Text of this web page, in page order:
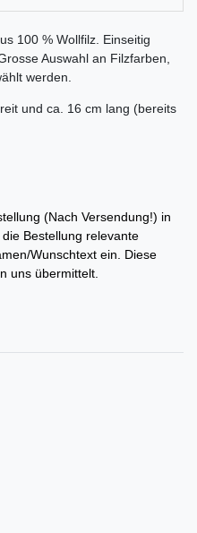
100 % Wollfilz. Einseitig
Auswahl an Filzfarben,
werden.
und ca. 16 cm lang (bereits
(Nach Versendung!) in
Bestellung relevante
Wunschtext ein. Diese
uns übermittelt.